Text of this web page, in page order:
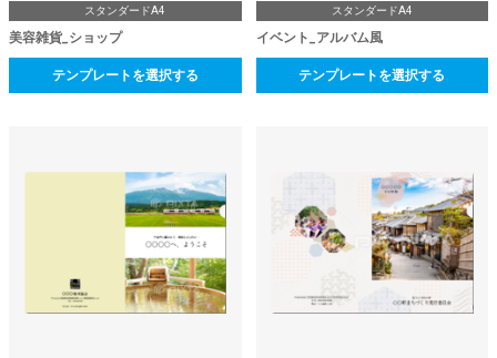
スタンダードA4
美容雑貨_ショップ
テンプレートを選択する
スタンダードA4
イベント_アルバム風
テンプレートを選択する